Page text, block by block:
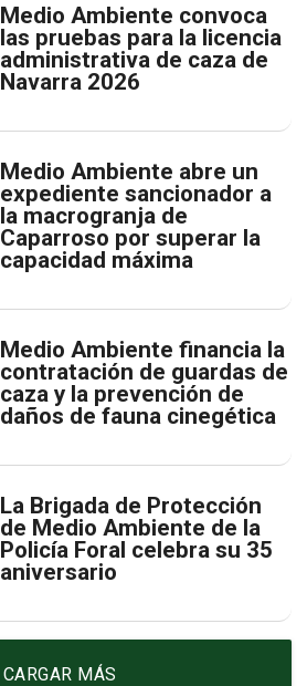
Medio Ambiente convoca
las pruebas para la licencia
administrativa de caza de
Navarra 2026
Medio Ambiente abre un
expediente sancionador a
la macrogranja de
Caparroso por superar la
capacidad máxima
Medio Ambiente financia la
contratación de guardas de
caza y la prevención de
daños de fauna cinegética
La Brigada de Protección
de Medio Ambiente de la
Policía Foral celebra su 35
aniversario
CARGAR MÁS